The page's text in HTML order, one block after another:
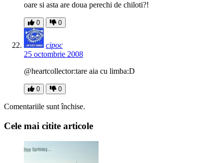
oare si asta are doua perechi de chiloti?!
0 0
cipoc
25 octombrie 2008
@heartcollector:tare aia cu limba:D
0 0
Comentariile sunt închise.
Cele mai citite articole